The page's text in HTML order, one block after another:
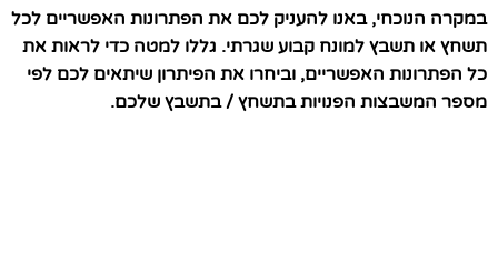
במקרה הנוכחי, באנו להעניק לכם את הפתרונות האפשריים לכל
תשחץ או תשבץ למונח קבוע שגרתי. גללו למטה כדי לראות את
כל הפתרונות האפשריים, וביחרו את הפיתרון שיתאים לכם לפי
מספר המשבצות הפנויות בתשחץ / בתשבץ שלכם.